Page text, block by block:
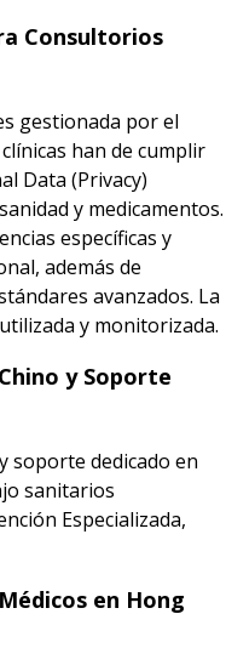
Consultorios
gestionada por el
han de cumplir
Data (Privacy)
y medicamentos.
específicas y
además de
avanzados. La
y monitorizada.
y Soporte
soporte dedicado en
sanitarios
Especializada,
en Hong